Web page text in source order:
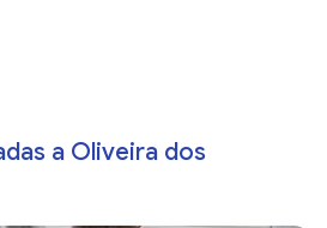
a Oliveira dos